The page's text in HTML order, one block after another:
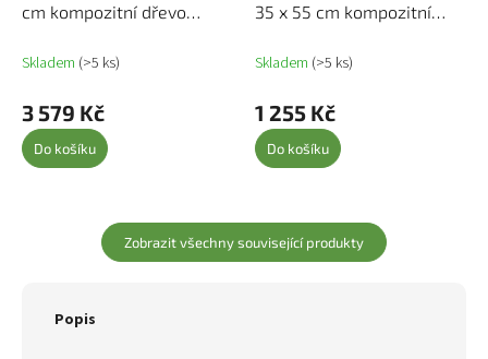
cm kompozitní dřevo
Skladem (>5 ks)
3 579 Kč
Do košíku
35 x 55 cm kompozitní
Skladem (>5 ks)
1 255 Kč
Do košíku
Zobrazit všechny související produkty
Popis